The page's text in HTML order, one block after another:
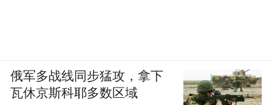
俄军多战线同步猛攻，拿下
瓦休京斯科耶多数区域